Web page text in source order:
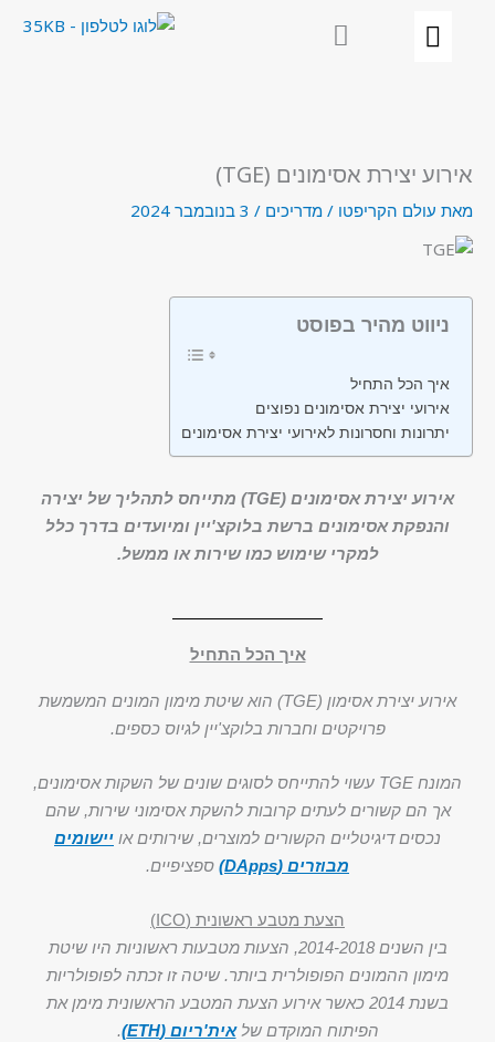
אירוע יצירת אסימונים (TGE)
מאת עולם הקריפטו / מדריכים / 3 בנובמבר 2024
ניווט מהיר בפוסט
איך הכל התחיל
אירועי יצירת אסימונים נפוצים
יתרונות וחסרונות לאירועי יצירת אסימונים
אירוע יצירת אסימונים (TGE) מתייחס לתהליך של יצירה
והנפקת אסימונים ברשת בלוקצ'יין ומיועדים בדרך כלל
למקרי שימוש כמו שירות או ממשל.
איך הכל התחיל
אירוע יצירת אסימון (TGE) הוא שיטת מימון המונים המשמשת
פרויקטים וחברות בלוקצ'יין לגיוס כספים.
המונח TGE עשוי להתייחס לסוגים שונים של השקות אסימונים,
אך הם קשורים לעתים קרובות להשקת אסימוני שירות, שהם
נכסים דיגיטליים הקשורים למוצרים, שירותים או יישומים
מבוזרים (DApps)
ספציפיים.
הצעת מטבע ראשונית (ICO)
בין השנים 2014-2018, הצעות מטבעות ראשוניות היו שיטת
מימון ההמונים הפופולרית ביותר. שיטה זו זכתה לפופולריות
בשנת 2014 כאשר אירוע הצעת המטבע הראשונית מימן את
הפיתוח המוקדם שלאית'ריום (ETH)
.